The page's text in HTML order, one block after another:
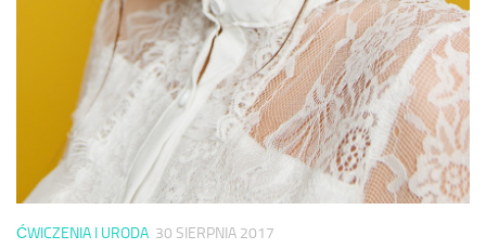
ĆWICZENIA I URODA 30 SIERPNIA 2017